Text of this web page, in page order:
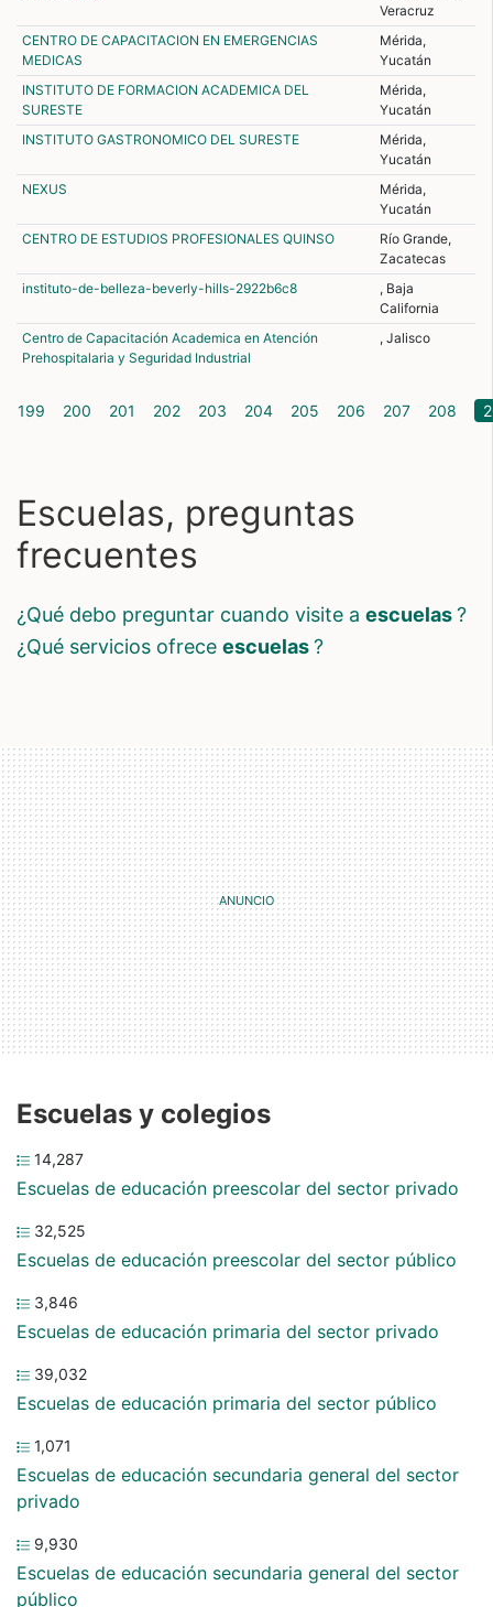
Veracruz
CENTRO DE CAPACITACION EN EMERGENCIAS
MEDICAS
Mérida,
Yucatán
INSTITUTO DE FORMACION ACADEMICA DEL
SURESTE
Mérida,
Yucatán
INSTITUTO GASTRONOMICO DEL SURESTE
Mérida,
Yucatán
NEXUS
Mérida,
Yucatán
CENTRO DE ESTUDIOS PROFESIONALES QUINSO
Río Grande,
Zacatecas
instituto-de-belleza-beverly-hills-2922b6c8
, Baja
California
Centro de Capacitación Academica en Atención
Prehospitalaria y Seguridad Industrial
, Jalisco
199 200 201 202 203 204 205 206 207 208
Escuelas, preguntas
frecuentes
¿qué debo preguntar cuando visite a escuelas?
¿qué servicios ofrece escuelas?
Escuelas y colegios
14,287
Escuelas de educación preescolar del sector privado
32,525
Escuelas de educación preescolar del sector público
3,846
Escuelas de educación primaria del sector privado
39,032
Escuelas de educación primaria del sector público
1,071
Escuelas de educación secundaria general del sector
privado
9,930
Escuelas de educación secundaria general del sector
público